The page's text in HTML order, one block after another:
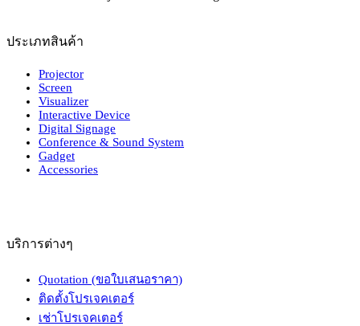
ประเภทสินค้า
Projector
Screen
Visualizer
Interactive Device
Digital Signage
Conference & Sound System
Gadget
Accessories
บริการต่างๆ
Quotation (ขอใบเสนอราคา)
ติดตั้งโปรเจคเตอร์
เช่าโปรเจคเตอร์